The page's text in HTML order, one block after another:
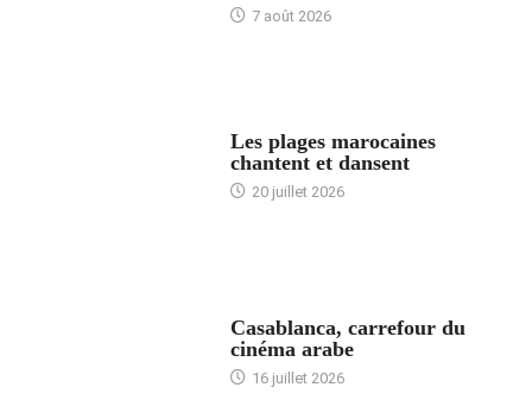
7 août 2026
Les plages marocaines
chantent et dansent
20 juillet 2026
Casablanca, carrefour du
cinéma arabe
16 juillet 2026